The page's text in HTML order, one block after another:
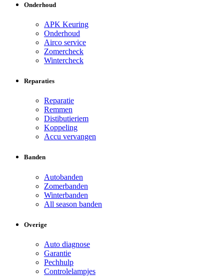
Onderhoud
APK Keuring
Onderhoud
Airco service
Zomercheck
Wintercheck
Reparaties
Reparatie
Remmen
Distibutieriem
Koppeling
Accu vervangen
Banden
Autobanden
Zomerbanden
Winterbanden
All season banden
Overige
Auto diagnose
Garantie
Pechhulp
Controlelampjes